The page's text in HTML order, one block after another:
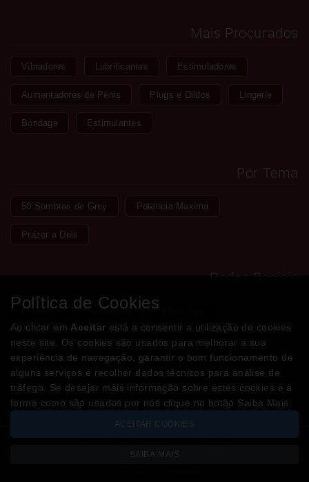
Mais Procurados
Vibradores Lubrificantes Estimuladores
Aumentadores de Pénis Plugs e Dildos Lingerie
Bondage Estimulantes
Por Tema
50 Sombras de Grey Potencia Maxima
Prazer a Dois
Redes Sociais
Facebook Instagram
Métodos de Pagamento
Copyright © LOJADODESEJO.pt 2026
Política de Cookies
Ao clicar em Aceitar está a consentir a utilização de cookies
neste site. Os cookies são usados para melhorar a sua
experiência de navegação, garantir o bom funcionamento de
alguns serviços e recolher dados técnicos para análise de
tráfego. Se desejar mais informação sobre estes cookies e a
forma como são usados por nós clique no botão Saiba Mais.
ACEITAR COOKIES
SAIBA MAIS